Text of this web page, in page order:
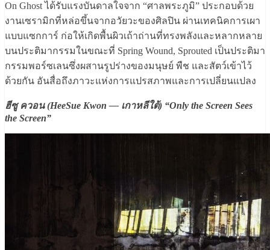
On Ghost ได้รับแรงบันดาลใจจาก “ศาลพระภูมิ” ประกอบด้วย
งานเซรามิกที่หล่อขึ้นจากอวัยวะของศิลปิน ผ่านเทคนิคการเผา
แบบแซกการ์ ก่อให้เกิดพื้นผิวเถ้าถ่านที่ทรงพลังและหลากหลาย
บนประติมากรรมในขณะที่ Spring Wound, Sprouted เป็นประติมา
กรรมพอร์ซเลนซึ่งผสานรูปร่างของมนุษย์ พืช และสัตว์เข้าไว้
ด้วยกัน อันสื่อถึงภาวะแห่งการแปรสภาพและการเปลี่ยนแปลง
ฮีซู ควอน (HeeSue Kwon — เกาหลีใต้) “Only the Screen Sees
the Screen”